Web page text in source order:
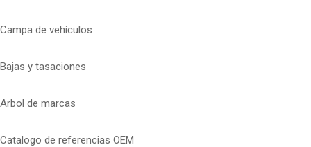
Campa de vehículos
Bajas y tasaciones
Arbol de marcas
Catalogo de referencias OEM